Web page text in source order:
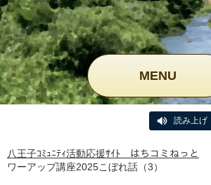
MENU
読み上げ
八王子ｺﾐｭﾆﾃｨ活動応援ｻｲﾄ はちコミねっと
ワーアップ講座2025こぼれ話（3）